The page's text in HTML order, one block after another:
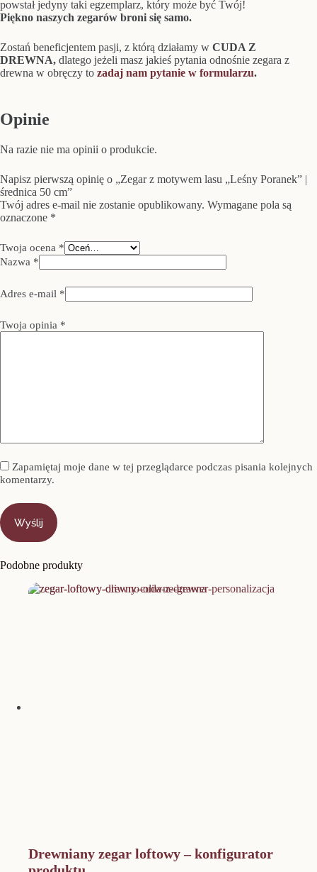
powstał jedyny taki egzemplarz, który może być Twój!
Piękno naszych zegarów broni się samo.
Zostań beneficjentem pasji, z którą działamy w CUDA Z
DREWNA, dlatego jeżeli masz jakieś pytania odnośnie zegara z
drewna w obręczy to zadaj nam pytanie w formularzu.
Opinie
Na razie nie ma opinii o produkcie.
Napisz pierwszą opinię o „Zegar z motywem lasu „Leśny Poranek” |
średnica 50 cm”
Twój adres e-mail nie zostanie opublikowany. Wymagane pola są
oznaczone *
Twoja ocena *
Nazwa *
Adres e-mail *
Twoja opinia *
Zapamiętaj moje dane w tej przeglądarce podczas pisania kolejnych
komentarzy.
Wyślij
Podobne produkty
Drewniany zegar loftowy – konfigurator